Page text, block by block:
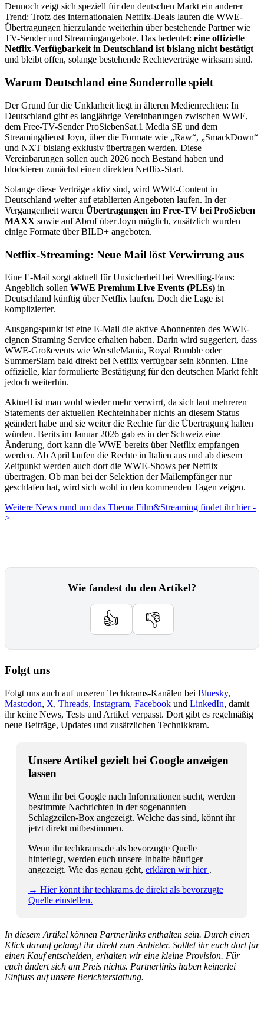
Dennoch zeigt sich speziell für den deutschen Markt ein anderer
Trend: Trotz des internationalen Netflix-Deals laufen die WWE-
Übertragungen hierzulande weiterhin über bestehende Partner wie
TV-Sender und Streamingangebote. Das bedeutet: eine offizielle
Netflix-Verfügbarkeit in Deutschland ist bislang nicht bestätigt
und bleibt offen, solange bestehende Rechteverträge wirksam sind.
Warum Deutschland eine Sonderrolle spielt
Der Grund für die Unklarheit liegt in älteren Medienrechten: In
Deutschland gibt es langjährige Vereinbarungen zwischen WWE,
dem Free-TV-SenderProSiebenSat.1 Media SE und dem
Streamingdienst Joyn, über die Formate wie „Raw“, „SmackDown“
und NXT bislang exklusiv übertragen werden. Diese
Vereinbarungen sollen auch 2026 noch Bestand haben und
blockieren zunächst einen direkten Netflix-Start.
Solange diese Verträge aktiv sind, wird WWE-Content in
Deutschland weiter auf etablierten Angeboten laufen. In der
Vergangenheit waren Übertragungen im Free-TV bei ProSieben
MAXX sowie auf Abruf über Joyn möglich, zusätzlich wurden
einige Formate über BILD+ angeboten.
Netflix-Streaming: Neue Mail löst Verwirrung aus
Eine E-Mail sorgt aktuell für Unsicherheit bei Wrestling-Fans:
Angeblich sollen WWE Premium Live Events (PLEs) in
Deutschland künftig überNetflix laufen. Doch die Lage ist
komplizierter.
Ausgangspunkt ist eine E-Mail die aktive Abonnenten des WWE-
eignen Straming Service erhalten haben. Darin wird suggeriert, dass
WWE-Großevents wie WrestleMania, Royal Rumble oder
SummerSlam bald direkt bei Netflix verfügbar sein könnten. Eine
offizielle, klar formulierte Bestätigung für den deutschen Markt fehlt
jedoch weiterhin.
Aktuell ist man wohl wieder mehr verwirrt, da sich laut mehreren
Statements der aktuellen Rechteinhaber nichts an diesem Status
geändert habe und sie weiter die Rechte für die Übertragung halten
würden. Berits im Januar 2026 gab es in der Schweiz eine
Änderung, dort kann die WWE bereits über Netflix empfangen
werden. Ab April laufen die Rechte in Italien aus und ab diesem
Zeitpunkt werden auch dort die WWE-Shows per Netflix
übertragen. Ob man bei der Selektion der Mailempfänger nur
geschlafen hat, wird sich wohl in den kommenden Tagen zeigen.
Weitere News rund um das Thema Film&Streaming findet ihr hier -
>
Wie fandest du den Artikel?
👍 👎
Folgt uns
Folgt uns auch auf unseren Techkrams-Kanälen bei Bluesky,
Mastodon, X, Threads, Instagram, Facebook und LinkedIn, damit
ihr keine News, Tests und Artikel verpasst. Dort gibt es regelmäßig
neue Beiträge, Updates und zusätzlichen Technikkram.
Unsere Artikel gezielt bei Google anzeigen
lassen
Wenn ihr bei Google nach Informationen sucht, werden
bestimmte Nachrichten in der sogenannten
Schlagzeilen-Box angezeigt. Welche das sind, könnt ihr
jetzt direkt mitbestimmen.
Wenn ihr techkrams.de als bevorzugte Quelle
hinterlegt, werden euch unsere Inhalte häufiger
angezeigt. Wie das genau geht, erklären wir hier .
→ Hier könnt ihr techkrams.de direkt als bevorzugte
Quelle einstellen.
In diesem Artikel können Partnerlinks enthalten sein. Durch einen
Klick darauf gelangt ihr direkt zum Anbieter. Solltet ihr euch dort für
einen Kauf entscheiden, erhalten wir eine kleine Provision. Für
euch ändert sich am Preis nichts. Partnerlinks haben keinerlei
Einfluss auf unsere Berichterstattung.